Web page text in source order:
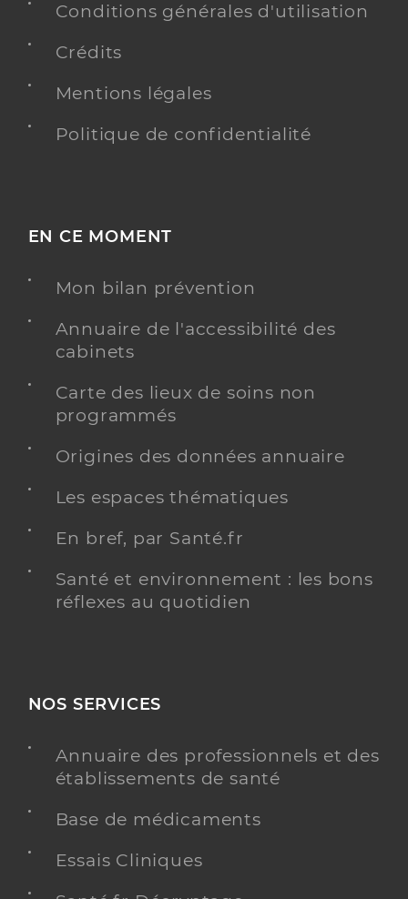
Conditions générales d'utilisation
Crédits
Mentions légales
Politique de confidentialité
EN CE MOMENT
Mon bilan prévention
Annuaire de l'accessibilité des
cabinets
Carte des lieux de soins non
programmés
Origines des données annuaire
Les espaces thématiques
En bref, par Santé.fr
Santé et environnement : les bons
réflexes au quotidien
NOS SERVICES
Annuaire des professionnels et des
établissements de santé
Base de médicaments
Essais Cliniques